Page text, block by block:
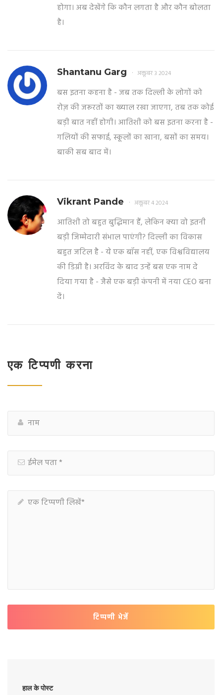
होगा। अब देखेंगे कि कौन लगता है और कौन बोलता
है।
Shantanu Garg अक्तूबर 3 2024
बस इतना कहना है - जब तक दिल्ली के लोगों को
रोज़ की जरूरतों का ख्याल रखा जाएगा, तब तक कोई
बड़ी बात नहीं होगी। आतिशी को बस इतना करना है -
गलियों की सफाई, स्कूलों का खाना, बसों का समय।
बाकी सब बाद में।
Vikrant Pande अक्तूबर 4 2024
आतिशी तो बहुत बुद्धिमान हैं, लेकिन क्या वो इतनी
बड़ी जिम्मेदारी संभाल पाएंगी? दिल्ली का विकास
बहुत जटिल है - ये एक बॉस नहीं, एक विश्वविद्यालय
की डिग्री है। अरविंद के बाद उन्हें बस एक नाम दे
दिया गया है - जैसे एक बड़ी कंपनी में नया CEO बना
दें।
एक टिप्पणी करना
टिप्पणी भेजें
हाल के पोस्ट